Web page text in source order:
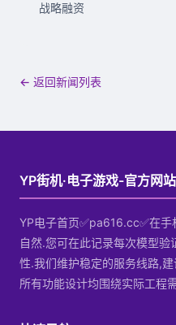
战略融资
← 返回新闻列表
YP街机·电子游戏-官方网站
YP电子首页✅pa616.cc✅在
自然.您可在此记录每次模型
性.我们维护稳定的服务线路,
所有功能设计均围绕实际工程